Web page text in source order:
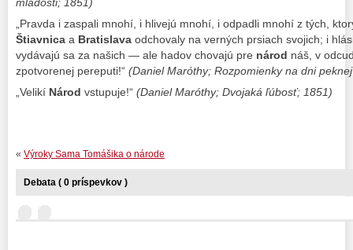
„Pravda i zaspali mnohí, i hlivejú mnohí, i odpadli mnohí z tých,
Štiavnica a Bratislava odchovaly na verných prsiach svojich; i
vydávajú sa za našich — ale hadov chovajú pre národ náš, v
zpotvorenej pereputi!“ (Daniel Maróthy; Rozpomienky na dni
„Velikí Národ vstupuje!“ (Daniel Maróthy; Dvojaká ľúbosť; 1851)
« Výroky Sama Tomášika o národe
Debata ( 0 príspevkov )